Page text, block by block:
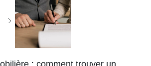
: comment trouver un